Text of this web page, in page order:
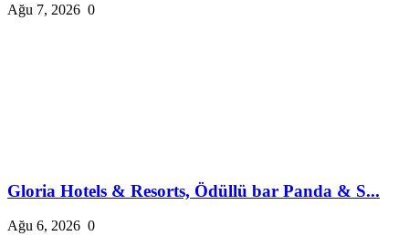
Ağu 7, 2026 0
Gloria Hotels & Resorts, Ödüllü bar Panda & S...
Ağu 6, 2026 0